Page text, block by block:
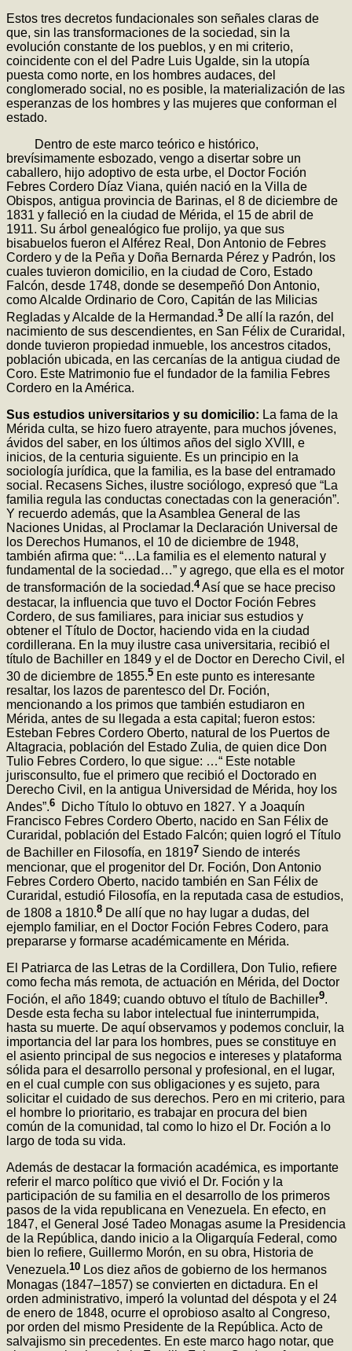
Estos tres decretos fundacionales son señales claras de
que, sin las transformaciones de la sociedad, sin la
evolución constante de los pueblos, y en mi criterio,
coincidente con el del Padre Luis Ugalde, sin la utopía
puesta como norte, en los hombres audaces, del
conglomerado social, no es posible, la materialización de las
esperanzas de los hombres y las mujeres que conforman el
estado.
Dentro de este marco teórico e histórico,
brevísimamente esbozado, vengo a disertar sobre un
caballero, hijo adoptivo de esta urbe, el Doctor Foción
Febres Cordero Díaz Viana, quién nació en la Villa de
Obispos, antigua provincia de Barinas, el 8 de diciembre de
1831 y falleció en la ciudad de Mérida, el 15 de abril de
1911. Su árbol genealógico fue prolijo, ya que sus
bisabuelos fueron el Alférez Real, Don Antonio de Febres
Cordero y de la Peña y Doña Bernarda Pérez y Padrón, los
cuales tuvieron domicilio, en la ciudad de Coro, Estado
Falcón, desde 1748, donde se desempeñó Don Antonio,
como Alcalde Ordinario de Coro, Capitán de las Milicias
Regladas y Alcalde de la Hermandad.3 De allí la razón, del
nacimiento de sus descendientes, en San Félix de Curaridal,
donde tuvieron propiedad inmueble, los ancestros citados,
población ubicada, en las cercanías de la antigua ciudad de
Coro. Este Matrimonio fue el fundador de la familia Febres
Cordero en la América.
Sus estudios universitarios y su domicilio: La fama de la
Mérida culta, se hizo fuero atrayente, para muchos jóvenes,
ávidos del saber, en los últimos años del siglo XVIII, e
inicios, de la centuria siguiente. Es un principio en la
sociología jurídica, que la familia, es la base del entramado
social. Recasens Siches, ilustre sociólogo, expresó que “La
familia regula las conductas conectadas con la generación”.
Y recuerdo además, que la Asamblea General de las
Naciones Unidas, al Proclamar la Declaración Universal de
los Derechos Humanos, el 10 de diciembre de 1948,
también afirma que: “…La familia es el elemento natural y
fundamental de la sociedad…” y agrego, que ella es el motor
de transformación de la sociedad.4Así que se hace preciso
destacar, la influencia que tuvo el Doctor Foción Febres
Cordero, de sus familiares, para iniciar sus estudios y
obtener el Título de Doctor, haciendo vida en la ciudad
cordillerana. En la muy ilustre casa universitaria, recibió el
título de Bachiller en 1849 y el de Doctor en Derecho Civil, el
30 de diciembre de 1855.5 En este punto es interesante
resaltar, los lazos de parentesco del Dr. Foción,
mencionando a los primos que también estudiaron en
Mérida, antes de su llegada a esta capital; fueron estos:
Esteban Febres Cordero Oberto, natural de los Puertos de
Altagracia, población del Estado Zulia, de quien dice Don
Tulio Febres Cordero, lo que sigue: …“ Este notable
jurisconsulto, fue el primero que recibió el Doctorado en
Derecho Civil, en la antigua Universidad de Mérida, hoy los
Andes”.6
Dicho Título lo obtuvo en 1827. Y a Joaquín
Francisco Febres Cordero Oberto, nacido en San Félix de
Curaridal, población del Estado Falcón; quien logró el Título
de Bachiller en Filosofía, en 18197 Siendo de interés
mencionar, que el progenitor del Dr. Foción, Don Antonio
Febres Cordero Oberto, nacido también en San Félix de
Curaridal, estudió Filosofía, en la reputada casa de estudios,
de 1808 a 1810.8 De allí que no hay lugar a dudas, del
ejemplo familiar, en el Doctor Foción Febres Codero, para
prepararse y formarse académicamente en Mérida.
El Patriarca de las Letras de la Cordillera, Don Tulio, refiere
como fecha más remota, de actuación en Mérida, del Doctor
Foción, el año 1849; cuando obtuvo el título de Bachiller9.
Desde esta fecha su labor intelectual fue ininterrumpida,
hasta su muerte. De aquí observamos y podemos concluir, la
importancia del lar para los hombres, pues se constituye en
el asiento principal de sus negocios e intereses y plataforma
sólida para el desarrollo personal y profesional, en el lugar,
en el cual cumple con sus obligaciones y es sujeto, para
solicitar el cuidado de sus derechos. Pero en mi criterio, para
el hombre lo prioritario, es trabajar en procura del bien
común de la comunidad, tal como lo hizo el Dr. Foción a lo
largo de toda su vida.
Además de destacar la formación académica, es importante
referir el marco político que vivió el Dr. Foción y la
participación de su familia en el desarrollo de los primeros
pasos de la vida republicana en Venezuela. En efecto, en
1847, el General José Tadeo Monagas asume la Presidencia
de la República, dando inicio a la Oligarquía Federal, como
bien lo refiere, Guillermo Morón, en su obra, Historia de
Venezuela.10 Los diez años de gobierno de los hermanos
Monagas (1847–1857) se convierten en dictadura. En el
orden administrativo, imperó la voluntad del déspota y el 24
de enero de 1848, ocurre el oprobioso asalto al Congreso,
por orden del mismo Presidente de la República. Acto de
salvajismo sin precedentes. En este marco hago notar, que